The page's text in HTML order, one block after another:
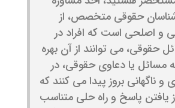
حقوقی متخصص، از
و اصلحی است که افراد در
حقوقی، می ­توانند از آن بهره
مسائل یا دعاوی حقوقی، در
و ناگهانی بروز پیدا می کنند که
از یافتن پاسخ و راه حلی متناسب